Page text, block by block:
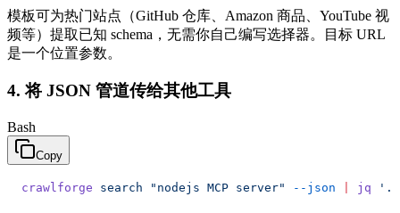
模板可为热门站点（GitHub 仓库、Amazon 商品、YouTube 视
频等）提取已知 schema，无需你自己编写选择器。目标 URL
是一个位置参数。
4. 将 JSON 管道传给其他工具
Bash
Copy
crawlforge search "nodejs MCP server" --json jq